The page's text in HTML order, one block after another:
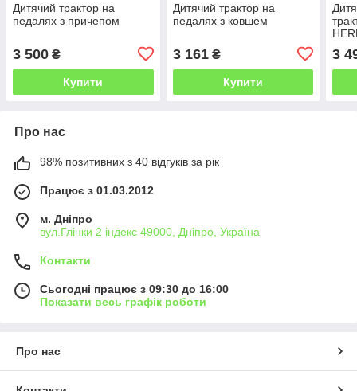
Дитячий трактор на
педалях з причепом
3 500 ₴
Купити
Дитячий трактор на
педалях з ковшем
3 161₴
Купити
3
Про нас
98% позитивних з 40 відгуків за рік
Працює з 01.03.2012
м. Дніпро
вул.Глінки 2 індекс 49000, Дніпро, Україна
Контакти
Сьогодні працює з 09:30 до 16:00
Показати весь графік роботи
Про нас